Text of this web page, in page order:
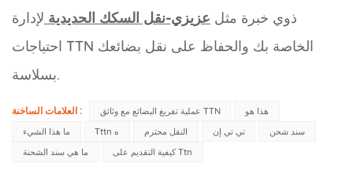
ذوي خبرة مثل عزيزي-نقل السكك الحديدية لإدارة
احتياجات TTN الخاصة بك والحفاظ على نقل بضائعك
بسلاسة.
العلامات الساخنة : عملية تفريغ البضائع مع وثائق TTN
هذا هو
ما هذا الشيء
Tttn ه النقل محترم تي تي إن
سند شحن
ما هي سند الشحنة
كيفية التقديم على Ttn